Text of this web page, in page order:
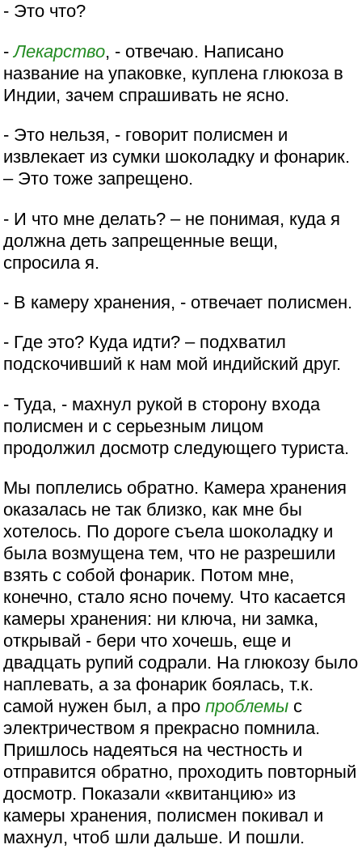
- Это что?
-Лекарство, - отвечаю. Написано
название на упаковке, куплена глюкоза в
Индии, зачем спрашивать не ясно.
- Это нельзя, - говорит полисмен и
извлекает из сумки шоколадку и фонарик.
– Это тоже запрещено.
- И что мне делать? – не понимая, куда я
должна деть запрещенные вещи,
спросила я.
- В камеру хранения, - отвечает полисмен.
- Где это? Куда идти? – подхватил
подскочивший к нам мой индийский друг.
- Туда, - махнул рукой в сторону входа
полисмен и с серьезным лицом
продолжил досмотр следующего туриста.
Мы поплелись обратно. Камера хранения
оказалась не так близко, как мне бы
хотелось. По дороге съела шоколадку и
была возмущена тем, что не разрешили
взять с собой фонарик. Потом мне,
конечно, стало ясно почему. Что касается
камеры хранения: ни ключа, ни замка,
открывай - бери что хочешь, еще и
двадцать рупий содрали. На глюкозу было
наплевать, а за фонарик боялась, т.к.
самой нужен был, а пропроблемы с
электричеством я прекрасно помнила.
Пришлось надеяться на честность и
отправится обратно, проходить повторный
досмотр. Показали «квитанцию» из
камеры хранения, полисмен покивал и
махнул, чтоб шли дальше. И пошли.